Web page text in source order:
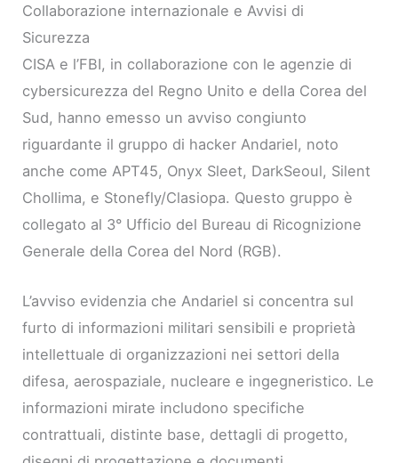
Collaborazione internazionale e Avvisi di
Sicurezza
CISA e l’FBI, in collaborazione con le agenzie di
cybersicurezza del Regno Unito e della Corea del
Sud, hanno emesso un avviso congiunto
riguardante il gruppo di hacker Andariel, noto
anche come APT45, Onyx Sleet, DarkSeoul, Silent
Chollima, e Stonefly/Clasiopa. Questo gruppo è
collegato al 3° Ufficio del Bureau di Ricognizione
Generale della Corea del Nord (RGB).
L’avviso evidenzia che Andariel si concentra sul
furto di informazioni militari sensibili e proprietà
intellettuale di organizzazioni nei settori della
difesa, aerospaziale, nucleare e ingegneristico. Le
informazioni mirate includono specifiche
contrattuali, distinte base, dettagli di progetto,